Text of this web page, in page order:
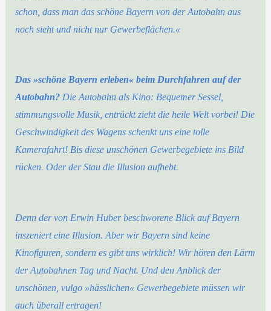
schon, dass man das schöne Bayern von der Autobahn aus
noch sieht und nicht nur Gewerbeflächen.«
Das »schöne Bayern erleben« beim Durchfahren auf der
Autobahn?Die Autobahn als Kino: Bequemer Sessel,
stimmungsvolle Musik, entrückt zieht die heile Welt vorbei! Die
Geschwindigkeit des Wagens schenkt uns eine tolle
Kamerafahrt! Bis diese unschönen Gewerbegebiete ins Bild
rücken. Oder der Stau die Illusion aufhebt.
Denn der von Erwin Huber beschworene Blick auf Bayern
inszeniert eine Illusion. Aber wir Bayern sind keine
Kinofiguren, sondern es gibt uns wirklich! Wir hören den Lärm
der Autobahnen Tag und Nacht. Und den Anblick der
unschönen, vulgo »hässlichen« Gewerbegebiete müssen wir
auch überall ertragen!